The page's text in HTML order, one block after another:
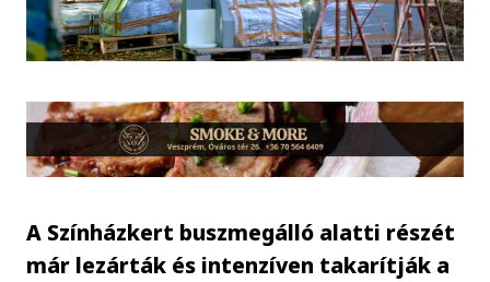
A Színházkert buszmegálló alatti részét
már lezárták és intenzíven takarítják a